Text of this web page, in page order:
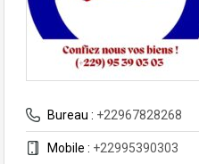
Bureau : +22967828268
Mobile : +22995390303